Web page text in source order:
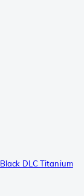
DLC Titanium